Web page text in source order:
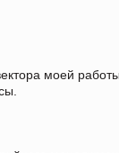
моей